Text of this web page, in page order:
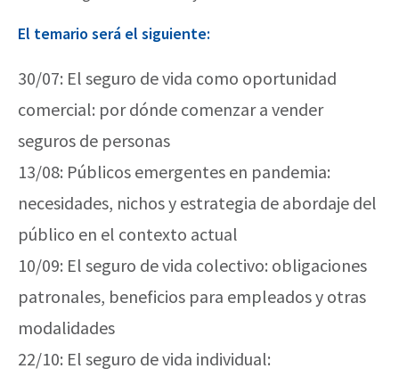
El temario será el siguiente:
30/07: El seguro de vida como oportunidad
comercial: por dónde comenzar a vender
seguros de personas
13/08: Públicos emergentes en pandemia:
necesidades, nichos y estrategia de abordaje del
público en el contexto actual
10/09: El seguro de vida colectivo: obligaciones
patronales, beneficios para empleados y otras
modalidades
22/10: El seguro de vida individual: